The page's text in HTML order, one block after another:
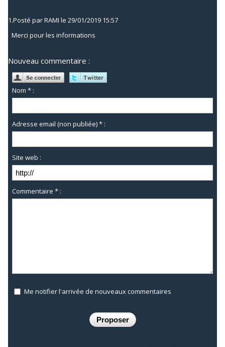
1.Posté parRAMI le 29/01/2019 15:57
Merci pour les informations
Nouveau commentaire :
Nom * :
Adresse email (non publiée) * :
Site web :
Commentaire * :
Me notifier l'arrivée de nouveaux commentaires